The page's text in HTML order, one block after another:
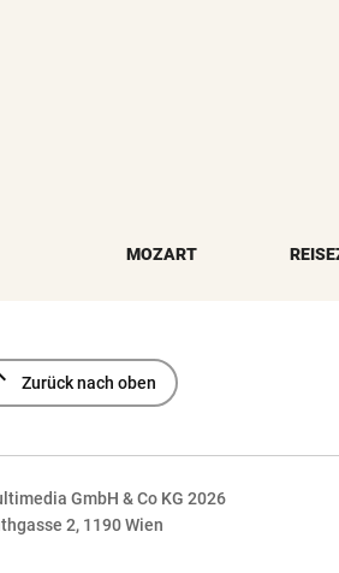
MOZART
Zurück nach oben
GmbH & Co KG 2026
2, 1190 Wien